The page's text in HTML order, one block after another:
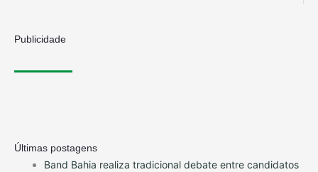
Publicidade
Últimas postagens
Band Bahia realiza tradicional debate entre candidatos